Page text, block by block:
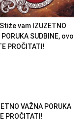
vam IZUZETNO
SUDBINE, ovo
PROČITATI!
VAŽNA PORUKA
PROČITATI!